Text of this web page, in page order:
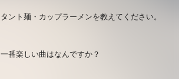
ント麺・カップラーメンを教えてください。
番楽しい曲はなんですか？